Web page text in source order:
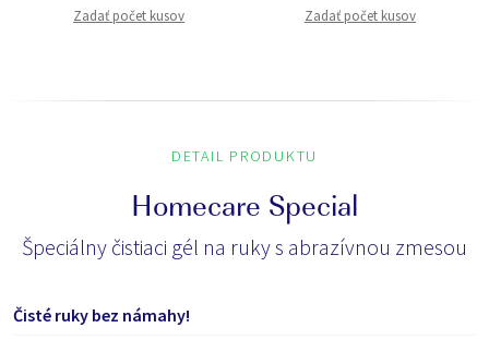
Zadať počet kusov Zadať počet kusov
DETAIL PRODUKTU
Homecare Special
Špeciálny čistiaci gél na ruky s abrazívnou zmesou
Čisté ruky bez námahy!